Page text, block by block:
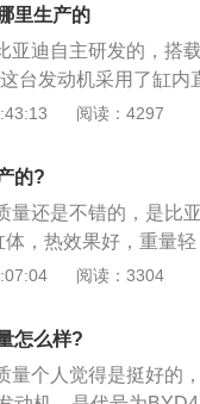
开，国内的消费者对
，国产品牌的mpv性
驾。
英俊。配合与车灯相
宋（燃油）配备音阶
适应旋转悬浮Pad
智能网联系统。该
里生产的
亚迪自主研发的，搭
台发动机采用了缸
MAX基本沿用了旧款
外后视镜、17英寸锋
漆以及木质纹版展现
带来了不错的视觉
一大亮点，搭载比
压发动机，最大功率
3500rpm，在比亚迪
给力。另外，宋MAX
阅读：4297
的?
量还是不错的，是比
，热效果好，重量
，热效果更好，大大
阅读：3304
怎么样?
量个人觉得是挺好的